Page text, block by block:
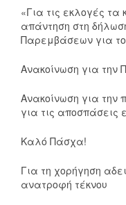
«Για τις εκλογές
απάντηση στη
Παρεμβάσεων για
Ανακοίνωση για την
Ανακοίνωση για την
για τις αποσπάσεις
Καλό Πάσχα!
Για τη χορήγηση
ανατροφή τέκνου